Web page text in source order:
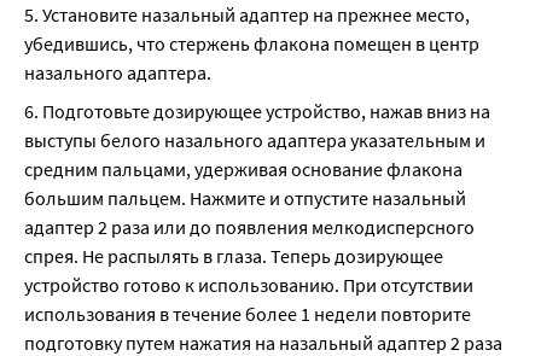
5. Установите назальный адаптер на прежнее место,
убедившись, что стержень флакона помещен в центр
назального адаптера.
6. Подготовьте дозирующее устройство, нажав вниз на
выступы белого назального адаптера указательным и
средним пальцами, удерживая основание флакона
большим пальцем. Нажмите и отпустите назальный
адаптер 2 раза или до появления мелкодисперсного
спрея. Не распылять в глаза. Теперь дозирующее
устройство готово к использованию. При отсутствии
использования в течение более 1 недели повторите
подготовку путем нажатия на назальный адаптер 2 раза